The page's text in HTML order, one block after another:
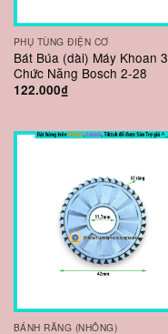
PHỤ TÙNG ĐIỆN CƠ
Bát Búa (dài) Máy Khoan 3
Chức Năng Bosch 2-28
122.000₫
BÁNH RĂNG (NHÔNG)